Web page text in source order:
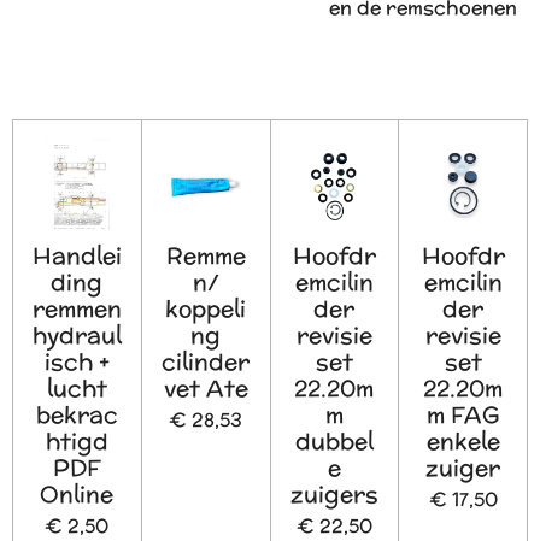
en de remschoenen
Handlei
ding
remmen
hydraul
isch +
lucht
bekrac
htigd
PDF
Online
€ 2,50
Remme
n/
koppeli
ng
cilinder
vet Ate
€ 28,53
Hoofdr
emcilin
der
revisie
set
22.20m
m
dubbel
e
zuigers
€ 22,50
Hoofdr
emcilin
der
revisie
set
22.20m
m FAG
enkele
zuiger
€ 17,50